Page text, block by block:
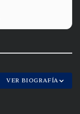
VER BIOGRAFÍA